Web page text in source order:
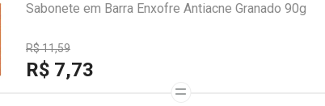
Sabonete em Barra Enxofre Antiacne Granado 90g
R$ 11,59
R$ 7,73